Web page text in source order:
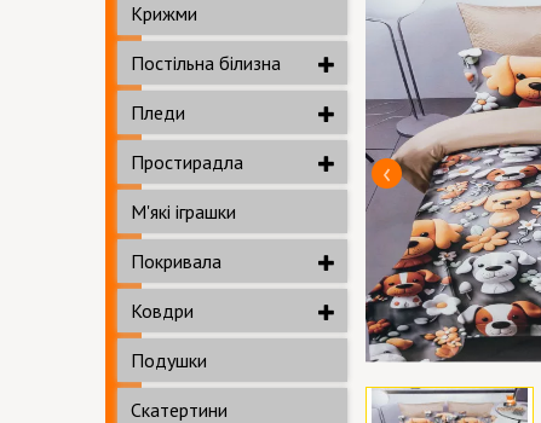
Крижми
Постільна білизна
Пледи
Простирадла
М'які іграшки
Покривала
Ковдри
Подушки
Скатертини